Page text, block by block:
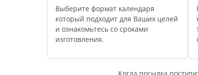
Выберите формат календаря
который подходит для Ваших целей
и ознакомьтесь со сроками
изготовления.